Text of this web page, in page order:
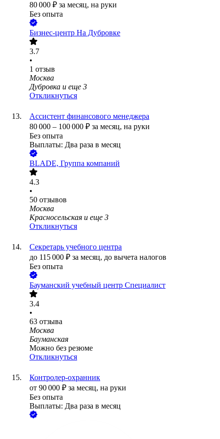
80 000 ₽ за месяц, на руки
Без опыта
​Бизнес-центр На Дубровке
3.7
•
1 отзыв
Москва
Дубровка и еще 3
Откликнуться
Ассистент финансового менеджера
80 000 – 100 000 ₽ за месяц, на руки
Без опыта
Выплаты: Два раза в месяц
BLADE, Группа компаний
4.3
•
50 отзывов
Москва
Красносельская и еще 3
Откликнуться
Секретарь учебного центра
до 115 000 ₽ за месяц, до вычета налогов
Без опыта
Бауманский учебный центр Специалист
3.4
•
63 отзыва
Москва
Бауманская
Можно без резюме
Откликнуться
Контролер-охранник
от 90 000 ₽ за месяц, на руки
Без опыта
Выплаты: Два раза в месяц